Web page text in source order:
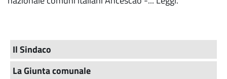
Il Sindaco
La Giunta comunale